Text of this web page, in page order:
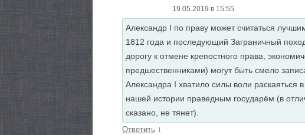
19.05.2019 в 15:55
Александр I по праву может считаться
1812 года и последующий Заграничный
дорогу к отмене крепостного права,
предшественниками) могут быть смело
Александра I хватило силы воли раскаяться
нашей истории праведным государём (в
сказано, не тянет).
Ответить ↓